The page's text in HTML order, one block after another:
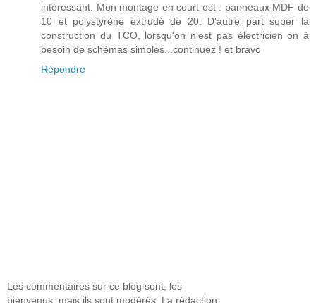
intéressant. Mon montage en court est : panneaux MDF de
10 et polystyrène extrudé de 20. D'autre part super la
construction du TCO, lorsqu'on n'est pas électricien on à
besoin de schémas simples...continuez ! et bravo
Répondre
Les commentaires sur ce blog sont, les
bienvenus, mais ils sont modérés. La rédaction